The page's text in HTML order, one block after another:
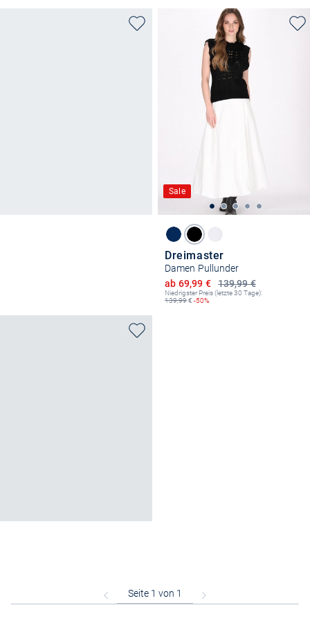
Sale
Dreimaster
Damen Pullunder
139,99 €
Ermäßigter Preis
ab 69,99 €
Niedrigster Preis (letzte 30 Tage):
139,99€ -50%